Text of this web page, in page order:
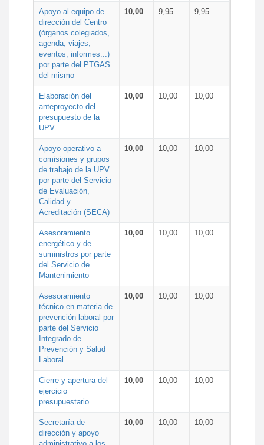
Apoyo al equipo de
dirección del Centro
(órganos colegiados,
agenda, viajes,
eventos, informes...)
por parte del PTGAS
del mismo
10,00 9,95 9,95
Elaboración del
anteproyecto del
presupuesto de la
UPV
10,00 10,00 10,00
Apoyo operativo a
comisiones y grupos
de trabajo de la UPV
por parte del Servicio
de Evaluación,
Calidad y
Acreditación (SECA)
10,00 10,00 10,00
Asesoramiento
energético y de
suministros por parte
del Servicio de
Mantenimiento
10,00 10,00 10,00
Asesoramiento
técnico en materia de
prevención laboral por
parte del Servicio
Integrado de
Prevención y Salud
Laboral
10,00 10,00 10,00
Cierre y apertura del
ejercicio
presupuestario
10,00 10,00 10,00
Secretaría de
dirección y apoyo
administrativo a los
10,00 10,00 10,00